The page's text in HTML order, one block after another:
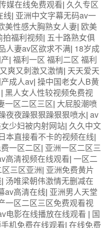
媒在线免费观看| 久久专区
线| 亚洲中文字幕无码av一
美性感大胸熟女人妻| 欧美
拍福利视频| 五十路熟女俱
人妻av区欲求不满| 18岁成
| 福利一区 福利二区 福利
爽又刺激又激情| 天天爱天
成人av| 操中国老女人B黄
| 黑人女人性较视频免费视
一区二区三区| 大屁股潮喷
夜夜躁狠狠躁狠狠喷水| av
少妇被内射网站| 久久中文
本直接看不卡的视频在线|
一区二区| 亚洲一区二区三
高清视频在线观看| 一区二
三区亚洲| 亚洲免费黄片
| 汤唯梁朝伟激情无删减在
av高清在线| 亚洲男人天堂
一区二区三区免费观看视
电影在线播放在线观看 | 国
机免费在线观看| 在线免费